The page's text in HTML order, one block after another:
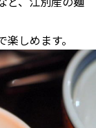
しめます。